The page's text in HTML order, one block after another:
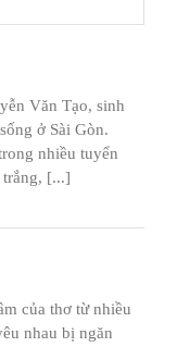
Văn Tạo, sinh
ở Sài Gòn.
nhiều tuyển
trắng, [...]
của thơ từ nhiều
nhau bị ngăn